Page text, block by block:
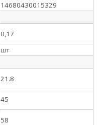
14680430015329
0,17
шт
21.8
45
58